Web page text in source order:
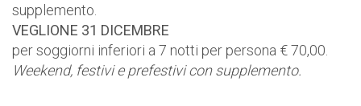
supplemento.
VEGLIONE 31 DICEMBRE
per soggiorni inferiori a 7 notti per persona € 70,00.
Weekend, festivi e prefestivi con supplemento.